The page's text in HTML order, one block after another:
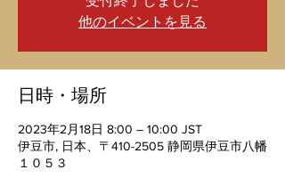
他のイベントを見る
日時・場所
2023年2月18日 8:00 – 10:00 JST
伊豆市, 日本、〒410-2505 静岡県伊豆市八幡
１０５３